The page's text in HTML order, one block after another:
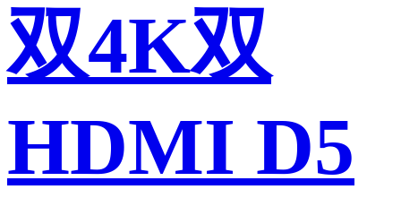
双4K双
HDMI D5